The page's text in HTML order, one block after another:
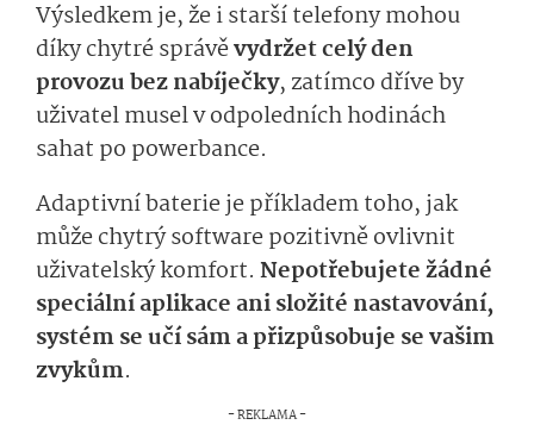
Výsledkem je, že i starší telefony mohou
díky chytré správěvydržet celý den
provozu bez nabíječky, zatímco dříve by
uživatel musel v odpoledních hodinách
sahat po powerbance.
Adaptivní baterie je příkladem toho, jak
může chytrý software pozitivně ovlivnit
uživatelský komfort. Nepotřebujete žádné
speciální aplikace ani složité nastavování,
systém se učí sám a přizpůsobuje se vašim
zvykům.